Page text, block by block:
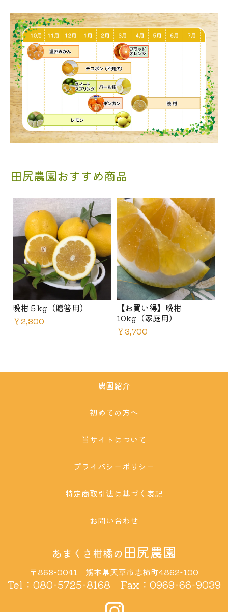
田尻農園おすすめ商品
晩柑５kg（贈答用）
￥2,300
【お買い得】晩柑
10kg（家庭用）
￥3,700
農園紹介
初めての方へ
当サイトについて
プライバシーポリシー
特定商取引法に基づく表記
お問い合わせ
あまくさ柑橘の田尻農園
〒863-0041 熊本県天草市志柿町4862-100
Tel： 080-5725-8168 Fax：0969-66-9039